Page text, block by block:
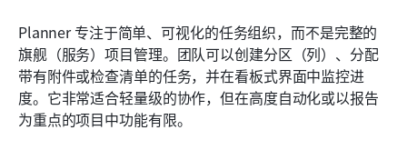
Planner 专注于简单、可视化的任务组织，而不是完整的
旗舰（服务）项目管理。团队可以创建分区（列）、分配
带有附件或检查清单的任务，并在看板式界面中监控进
度。它非常适合轻量级的协作，但在高度自动化或以报告
为重点的项目中功能有限。